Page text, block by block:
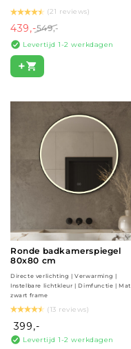
(21 reviews)
439,-549,-
Levertijd 1-2 werkdagen
+
Ronde badkamerspiegel
80x80 cm
Directe verlichting | Verwarming |
Instelbare lichtkleur | Dimfunctie | Mat
zwart frame
(13 reviews)
399,-
Levertijd 1-2 werkdagen